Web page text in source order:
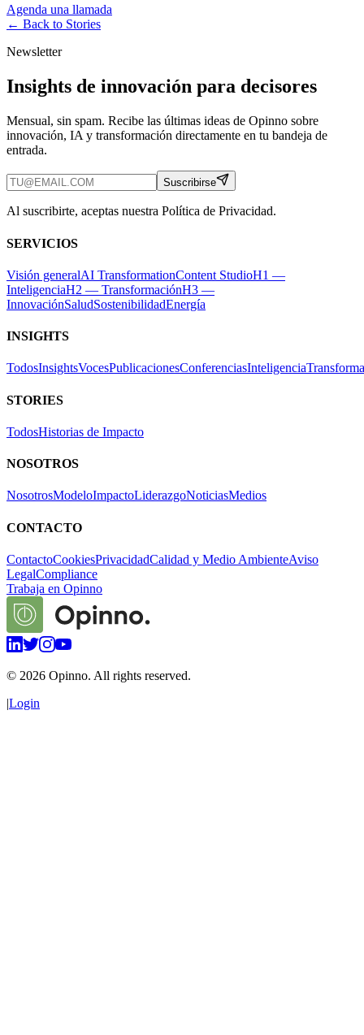
Agenda una llamada
← Back to Stories
Newsletter
Insights de innovación para decisores
Mensual, sin spam. Recibe las últimas ideas de Opinno sobre
innovación, IA y transformación directamente en tu bandeja de
entrada.
Suscribirse
Al suscribirte, aceptas nuestra Política de Privacidad.
SERVICIOS
Visión generalAI TransformationContent StudioH1 —
InteligenciaH2 — TransformaciónH3 —
InnovaciónSaludSostenibilidadEnergía
INSIGHTS
TodosInsightsVocesPublicacionesConferenciasInteligencia
STORIES
TodosHistorias de Impacto
NOSOTROS
NosotrosModeloImpactoLiderazgoNoticiasMedios
CONTACTO
ContactoCookiesPrivacidadCalidad y Medio AmbienteAviso
LegalCompliance
Trabaja en Opinno
© 2026 Opinno. All rights reserved.
|Login